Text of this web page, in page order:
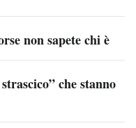
non sapete chi è
che stanno